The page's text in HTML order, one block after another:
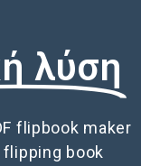
λύση
flipbook maker
book